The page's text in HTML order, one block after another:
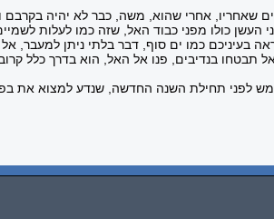
אחרי שהוא, משה, כבר לא יהיה בקרבם
העשן כולו מפני כבוד האל, שזה כמו לעלות
בעיניכם כמו ים סוף, דבר בלתי ניתן למעבר,
בנדיבים, פנו אל האל, הוא בדרך כלל קרוב
לפני תחילת השנה החדשה, שנדע למצוא את בפינו